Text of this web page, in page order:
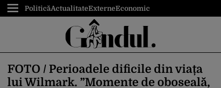
PoliticăActualitateExterneEconomic
FOTO / Perioadele dificile din viața
lui Wilmark. ”Momente de oboseală,